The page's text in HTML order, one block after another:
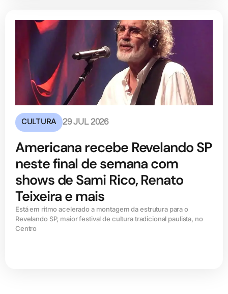
CULTURA 29 JUL 2026
Americana recebe Revelando SP
neste final de semana com
shows de Sami Rico, Renato
Teixeira e mais
Está em ritmo acelerado a montagem da estrutura para o
Revelando SP, maior festival de cultura tradicional paulista, no
Centro